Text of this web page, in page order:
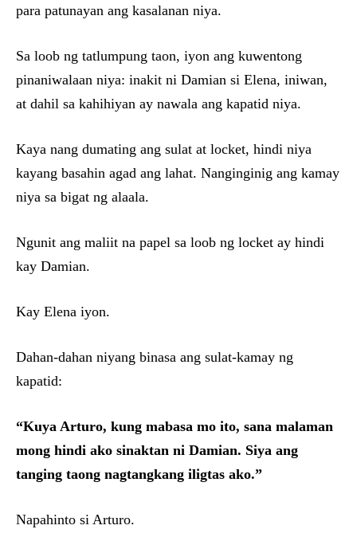
para patunayan ang kasalanan niya.
Sa loob ng tatlumpung taon, iyon ang kuwentong
pinaniwalaan niya: inakit ni Damian si Elena, iniwan,
at dahil sa kahihiyan ay nawala ang kapatid niya.
Kaya nang dumating ang sulat at locket, hindi niya
kayang basahin agad ang lahat. Nanginginig ang kamay
niya sa bigat ng alaala.
Ngunit ang maliit na papel sa loob ng locket ay hindi
kay Damian.
Kay Elena iyon.
Dahan-dahan niyang binasa ang sulat-kamay ng
kapatid:
“Kuya Arturo, kung mabasa mo ito, sana malaman
mong hindi ako sinaktan ni Damian. Siya ang
tanging taong nagtangkang iligtas ako.”
Napahinto si Arturo.